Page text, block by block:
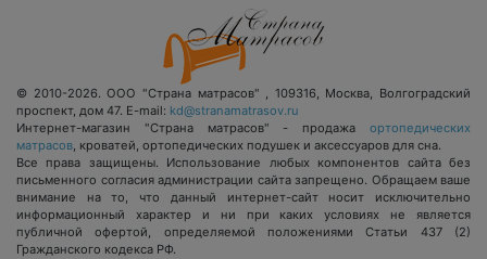
© 2010-2026.ООО "Страна матрасов" , 109316, Москва, Волгоградский
проспект, дом 47. E-mail: kd@stranamatrasov.ru
Интернет-магазин "Страна матрасов" - продажа ортопедических
матрасов, кроватей, ортопедических подушек и аксессуаров для сна.
Все права защищены. Использование любых компонентов сайта без
письменного согласия администрации сайта запрещено. Обращаем ваше
внимание на то, что данный интернет-сайт носит исключительно
информационный характер и ни при каких условиях не является
публичной офертой, определяемой положениями Статьи 437 (2)
Гражданского кодекса РФ.